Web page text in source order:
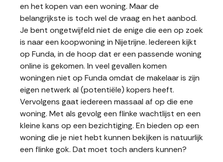
en het kopen van een woning. Maar de
belangrijkste is toch wel de vraag en het aanbod.
Je bent ongetwijfeld niet de enige die een op zoek
is naar een koopwoning in Nijetrijne. Iedereen kijkt
op Funda, in de hoop dat er een passende woning
online is gekomen. In veel gevallen komen
woningen niet op Funda omdat de makelaar is zijn
eigen netwerk al (potentiële) kopers heeft.
Vervolgens gaat iedereen massaal af op die ene
woning. Met als gevolg een flinke wachtlijst en een
kleine kans op een bezichtiging. En bieden op een
woning die je niet hebt kunnen bekijken is natuurlijk
een flinke gok. Dat moet toch anders kunnen?